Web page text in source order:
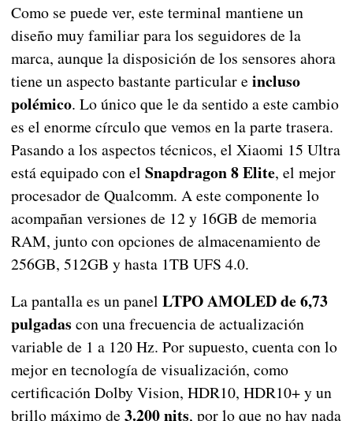
Como se puede ver, este terminal mantiene un
diseño muy familiar para los seguidores de la
marca, aunque la disposición de los sensores ahora
tiene un aspecto bastante particular e incluso
polémico. Lo único que le da sentido a este cambio
es el enorme círculo que vemos en la parte trasera.
Pasando a los aspectos técnicos, el Xiaomi 15 Ultra
está equipado con el Snapdragon 8 Elite, el mejor
procesador de Qualcomm. A este componente lo
acompañan versiones de 12 y 16GB de memoria
RAM, junto con opciones de almacenamiento de
256GB, 512GB y hasta 1TB UFS 4.0.
La pantalla es un panel LTPO AMOLED de 6,73
pulgadas con una frecuencia de actualización
variable de 1 a 120 Hz. Por supuesto, cuenta con lo
mejor en tecnología de visualización, como
certificación Dolby Vision, HDR10, HDR10+ y un
brillo máximo de 3.200 nits, por lo que no hay nada